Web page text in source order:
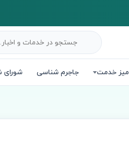
میز خدمت جاجرم شناسی شورای